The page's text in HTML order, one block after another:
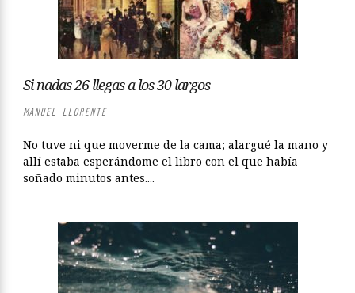
Si nadas 26 llegas a los 30 largos
MANUEL LLORENTE
No tuve ni que moverme de la cama; alargué la mano y
allí estaba esperándome el libro con el que había
soñado minutos antes....